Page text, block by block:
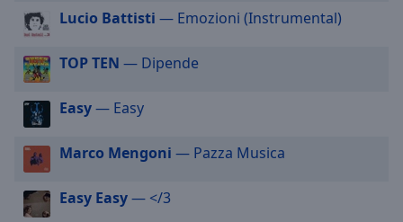
dialog
window.
Escape
cancel
and
close
Lucio Battisti — Emozioni (Instrumental)
TOP TEN — Dipende
Easy— Easy
Marco Mengoni — Pazza Musica
Easy Easy— </3